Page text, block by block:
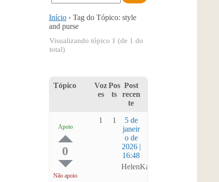
Início › Tag do Tópico: style
and purse
Visualizando tópico 1 (de 1 do
total)
Tópico
Voz
es
Pos
ts
Post
recen
te
Apoio
0
Não apoio
1 1
5 de
janeir
o de
2026 |
16:48
HelenKaf